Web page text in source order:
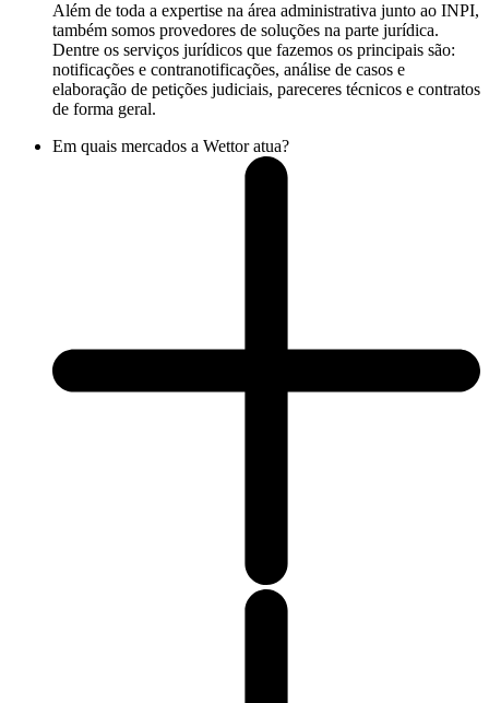
Além de toda a expertise na área administrativa junto ao INPI,
também somos provedores de soluções na parte jurídica.
Dentre os serviços jurídicos que fazemos os principais são:
notificações e contranotificações, análise de casos e
elaboração de petições judiciais, pareceres técnicos e contratos
de forma geral.
Em quais mercados a Wettor atua?